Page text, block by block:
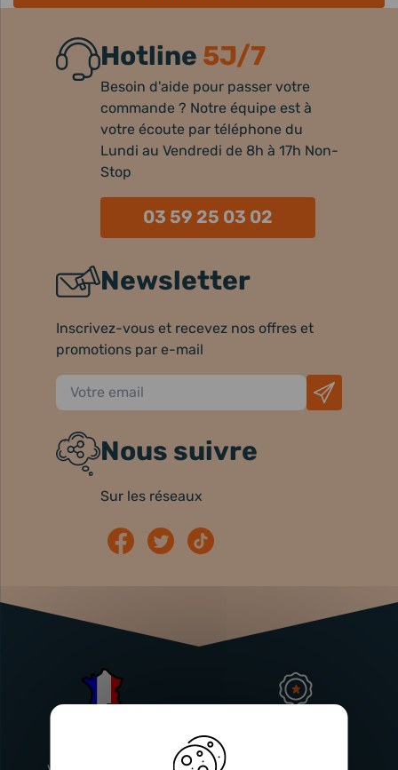
Hotline 5J/7
Besoin d'aide pour passer votre
commande ? Notre équipe est à
votre écoute par téléphone du
Lundi au Vendredi de 8h à 17h Non-
Stop
03 59 25 03 02
Newsletter
Inscrivez-vous et recevez nos offres et
promotions par e-mail
Nous suivre
Sur les réseaux